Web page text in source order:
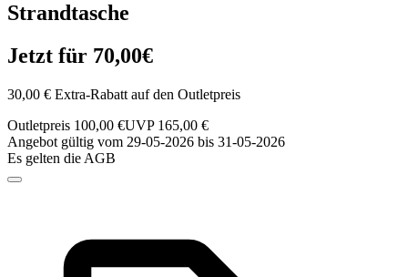
Strandtasche
Jetzt für 70,00€
30,00 € Extra-Rabatt auf den Outletpreis
Outletpreis 100,00 €UVP 165,00 €
Angebot gültig vom 29-05-2026 bis 31-05-2026
Es gelten die AGB